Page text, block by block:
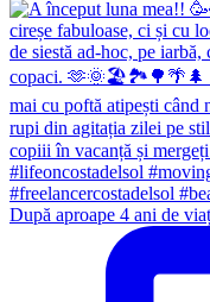
După aproape 4 ani de